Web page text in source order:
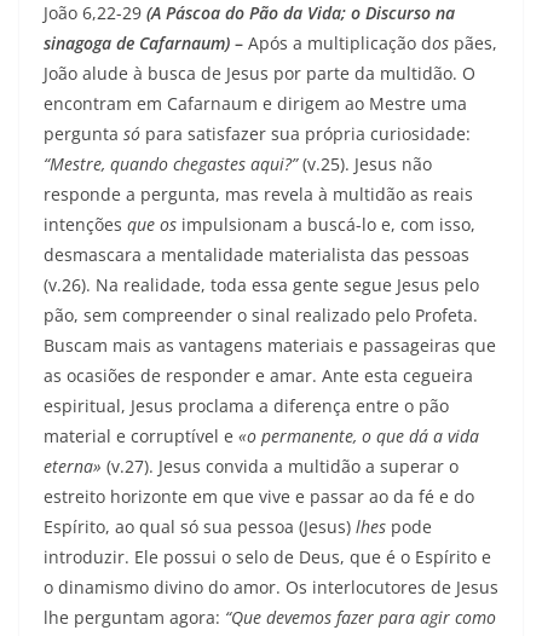
João 6,22-29 (A Páscoa do Pão da Vida; o Discurso na
sinagoga de Cafarnaum) – Após a multiplicação dos pães,
João alude à busca de Jesus por parte da multidão. O
encontram em Cafarnaum e dirigem ao Mestre uma
pergunta só para satisfazer sua própria curiosidade:
“Mestre, quando chegastes aqui?”(v.25). Jesus não
responde a pergunta, mas revela à multidão as reais
intenções que os impulsionam a buscá-lo e, com isso,
desmascara a mentalidade materialista das pessoas
(v.26). Na realidade, toda essa gente segue Jesus pelo
pão, sem compreender o sinal realizado pelo Profeta.
Buscam mais as vantagens materiais e passageiras que
as ocasiões de responder e amar. Ante esta cegueira
espiritual, Jesus proclama a diferença entre o pão
material e corruptível e «o permanente, o que dá a vida
eterna» (v.27). Jesus convida a multidão a superar o
estreito horizonte em que vive e passar ao da fé e do
Espírito, ao qual só sua pessoa (Jesus) lhes pode
introduzir. Ele possui o selo de Deus, que é o Espírito e
o dinamismo divino do amor. Os interlocutores de Jesus
lhe perguntam agora: “Que devemos fazer para agir como